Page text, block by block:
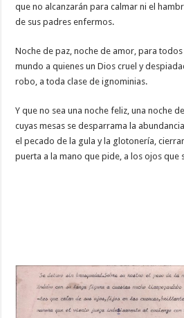
que no alcanzarán para calmar ni el
de sus padres enfermos.
Noche de paz, noche de amor, para
mundo a quienes un Dios cruel y
robo, a toda clase de ignominias.
Y que no sea una noche feliz, una noche
cuyas mesas se desparrama la
el pecado de la gula y la glotonería,
puerta a la mano que pide, a los ojos que